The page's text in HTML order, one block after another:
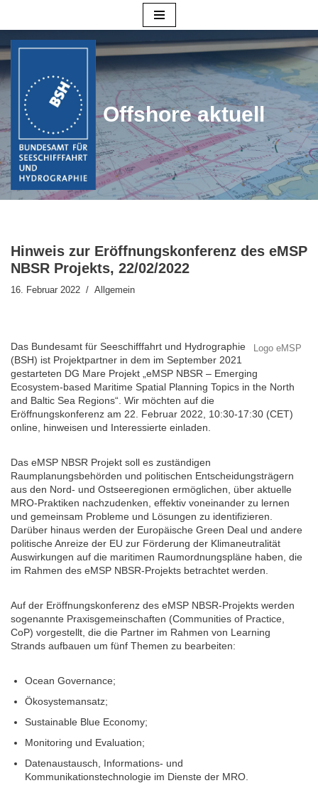
Inhalt
Offshore aktuell
Hinweis zur Eröffnungskonferenz des eMSP
NBSR Projekts, 22/02/2022
16. Februar 2022 Allgemein
Logo eMSP
Das Bundesamt für Seeschifffahrt und Hydrographie
(BSH) ist Projektpartner in dem im September 2021
gestarteten DG Mare Projekt „eMSP NBSR – Emerging
Ecosystem-based Maritime Spatial Planning Topics in the North
and Baltic Sea Regions“. Wir möchten auf die
Eröffnungskonferenz am 22. Februar 2022, 10:30-17:30 (CET)
online, hinweisen und Interessierte einladen.
Das eMSP NBSR Projekt soll es zuständigen
Raumplanungsbehörden und politischen Entscheidungsträgern
aus den Nord- und Ostseeregionen ermöglichen, über aktuelle
MRO-Praktiken nachzudenken, effektiv voneinander zu lernen
und gemeinsam Probleme und Lösungen zu identifizieren.
Darüber hinaus werden der Europäische Green Deal und andere
politische Anreize der EU zur Förderung der Klimaneutralität
Auswirkungen auf die maritimen Raumordnungspläne haben, die
im Rahmen des eMSP NBSR-Projekts betrachtet werden.
Auf der Eröffnungskonferenz des eMSP NBSR-Projekts werden
sogenannte Praxisgemeinschaften (Communities of Practice,
CoP) vorgestellt, die die Partner im Rahmen von Learning
Strands aufbauen um fünf Themen zu bearbeiten:
Ocean Governance;
Ökosystemansatz;
Sustainable Blue Economy;
Monitoring und Evaluation;
Datenaustausch, Informations- und
Kommunikationstechnologie im Dienste der MRO.